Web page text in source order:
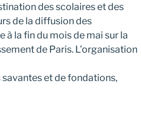
des scolaires et des
de la diffusion des
à la fin du mois de mai sur la
de Paris. L’organisation
et de fondations,